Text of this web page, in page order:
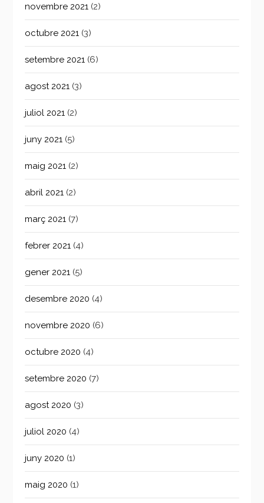
novembre 2021 (2)
octubre 2021 (3)
setembre 2021 (6)
agost 2021 (3)
juliol 2021 (2)
juny 2021 (5)
maig 2021 (2)
abril 2021 (2)
març 2021 (7)
febrer 2021 (4)
gener 2021 (5)
desembre 2020 (4)
novembre 2020 (6)
octubre 2020 (4)
setembre 2020 (7)
agost 2020 (3)
juliol 2020 (4)
juny 2020 (1)
maig 2020 (1)